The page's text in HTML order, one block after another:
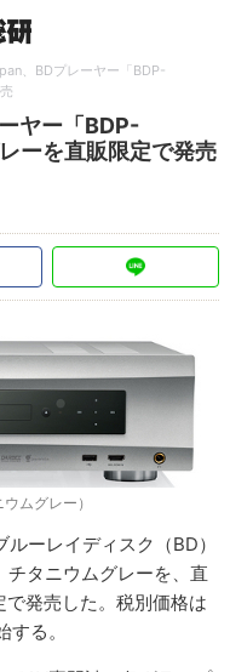
、BDプレーヤー「BDP-
ヤー「BDP-
ーを直販限定で発売
ムグレー）
ーレイディスク（BD）
タニウムグレーを、直
発売した。税別価格は
る。